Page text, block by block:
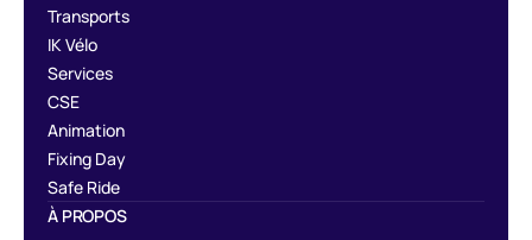
Transports
IK Vélo
Services
CSE
Animation
Fixing Day
Safe Ride
À PROPOS